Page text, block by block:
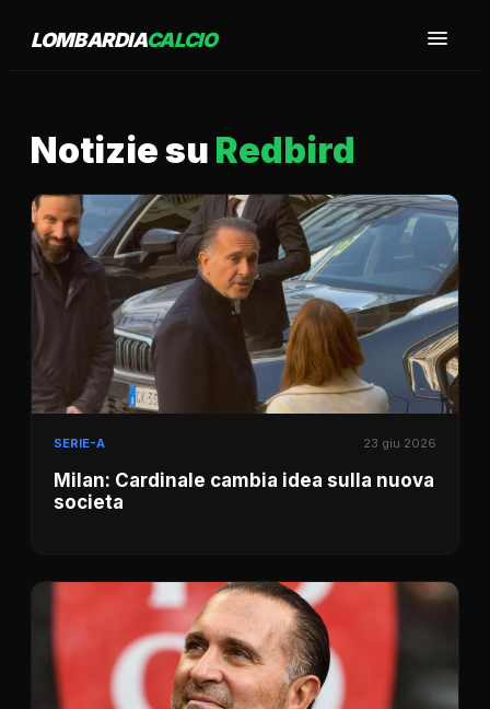
LOMBARDIACALCIO
Notizie su Redbird
SERIE-A 23 giu 2026
Milan: Cardinale cambia idea sulla nuova
societa